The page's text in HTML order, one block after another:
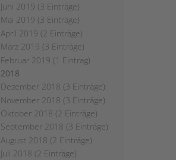
Juni 2019 (3 Einträge)
Mai 2019 (3 Einträge)
April 2019 (2 Einträge)
März 2019 (3 Einträge)
Februar 2019 (1 Eintrag)
2018
Dezember 2018 (3 Einträge)
November 2018 (3 Einträge)
Oktober 2018 (2 Einträge)
September 2018 (3 Einträge)
August 2018 (2 Einträge)
Juli 2018 (2 Einträge)